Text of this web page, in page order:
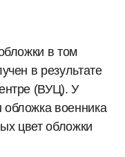
в том
в результате
(ВУЦ). У
военника
цвет обложки